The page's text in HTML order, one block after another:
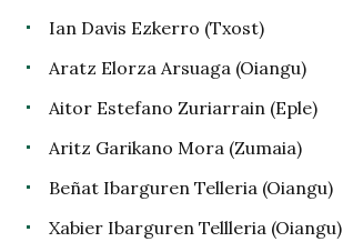
Ian Davis Ezkerro (Txost)
Aratz Elorza Arsuaga (Oiangu)
Aitor Estefano Zuriarrain (Eple)
Aritz Garikano Mora (Zumaia)
Beñat Ibarguren Telleria (Oiangu)
Xabier Ibarguren Tellleria (Oiangu)